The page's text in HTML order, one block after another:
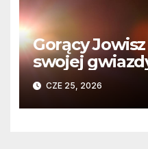
Gorący
swojej
Teleskopu
80606 b
CZE 25, 2026